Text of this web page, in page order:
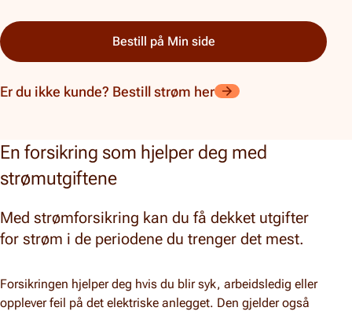
Bestill på Min side
Er du ikke kunde? Bestill strøm her
En forsikring som hjelper deg med
strømutgiftene
Med strømforsikring kan du få dekket utgifter
for strøm i de periodene du trenger det mest.
Forsikringen hjelper deg hvis du blir syk, arbeidsledig eller
opplever feil på det elektriske anlegget. Den gjelder også